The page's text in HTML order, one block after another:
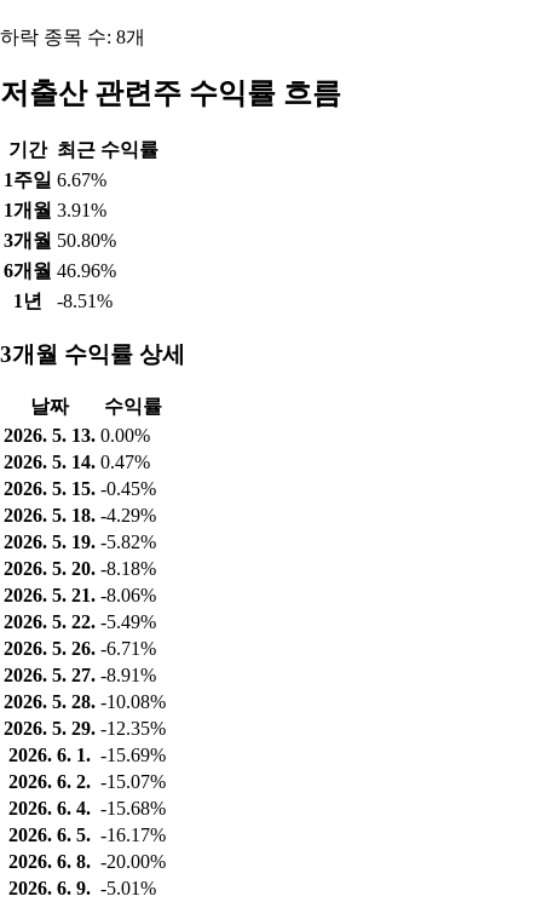
하락 종목 수: 8개
저출산 관련주 수익률 흐름
기간 최근 수익률
1주일 6.67%
1개월 3.91%
3개월 50.80%
6개월 46.96%
1년
-8.51%
3개월 수익률 상세
날짜
수익률
2026. 5. 13. 0.00%
2026. 5. 14. 0.47%
2026. 5. 15. -0.45%
2026. 5. 18. -4.29%
2026. 5. 19. -5.82%
2026. 5. 20. -8.18%
2026. 5. 21. -8.06%
2026. 5. 22. -5.49%
2026. 5. 26. -6.71%
2026. 5. 27. -8.91%
2026. 5. 28. -10.08%
2026. 5. 29. -12.35%
2026. 6. 1. -15.69%
2026. 6. 2. -15.07%
2026. 6. 4. -15.68%
2026. 6. 5. -16.17%
2026. 6. 8. -20.00%
2026. 6. 9. -5.01%